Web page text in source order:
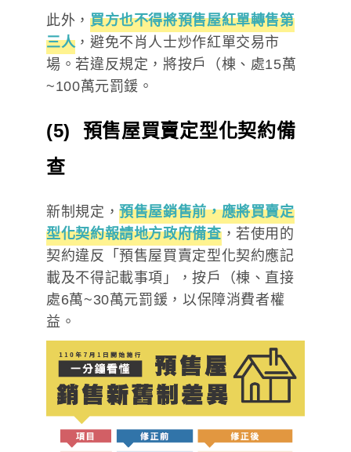
此外， 買方也不得將預售屋紅單轉售第
三人，避免不肖人士炒作紅單交易市
場。若違反規定，將按戶（棟、處15萬
~100萬元罰鍰。
(5) 預售屋買賣定型化契約備
查
新制規定，預售屋銷售前，應將買賣定
型化契約報請地方政府備查，若使用的
契約違反「預售屋買賣定型化契約應記
載及不得記載事項」，按戶（棟、直接
處6萬~30萬元罰鍰，以保障消費者權
益。